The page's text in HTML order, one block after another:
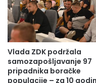
t
d
a
n
l
a
a
t
e
u
d
r
u
ž
Vlada ZDK podržala
samozapošljavanje 97
pripadnika boračke
populacije – za 10